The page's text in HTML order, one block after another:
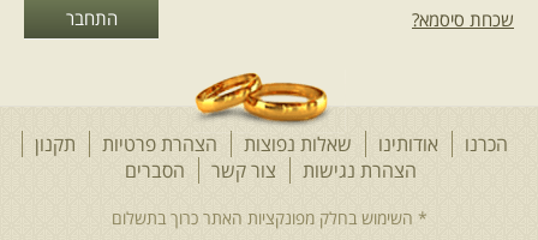
שכחת סיסמא?
הכרנו אודותינו שאלות נפוצות הצהרת פרטיות
תקנון
הצהרת נגישות
צור קשר הסברים